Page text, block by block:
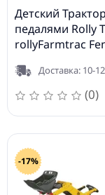
Детский
педалями Rolly
rollyFarmtrac
Доставка: 10-
(0)
-17%